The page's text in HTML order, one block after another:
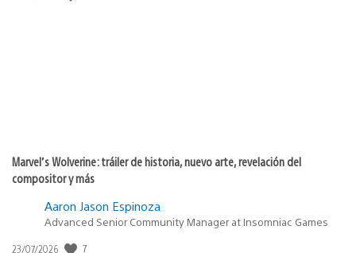
Marvel’s Wolverine: tráiler de historia, nuevo arte, revelación del
compositor y más
Aaron Jason Espinoza
Advanced Senior Community Manager at Insomniac Games
Fecha
23/07/2026 7